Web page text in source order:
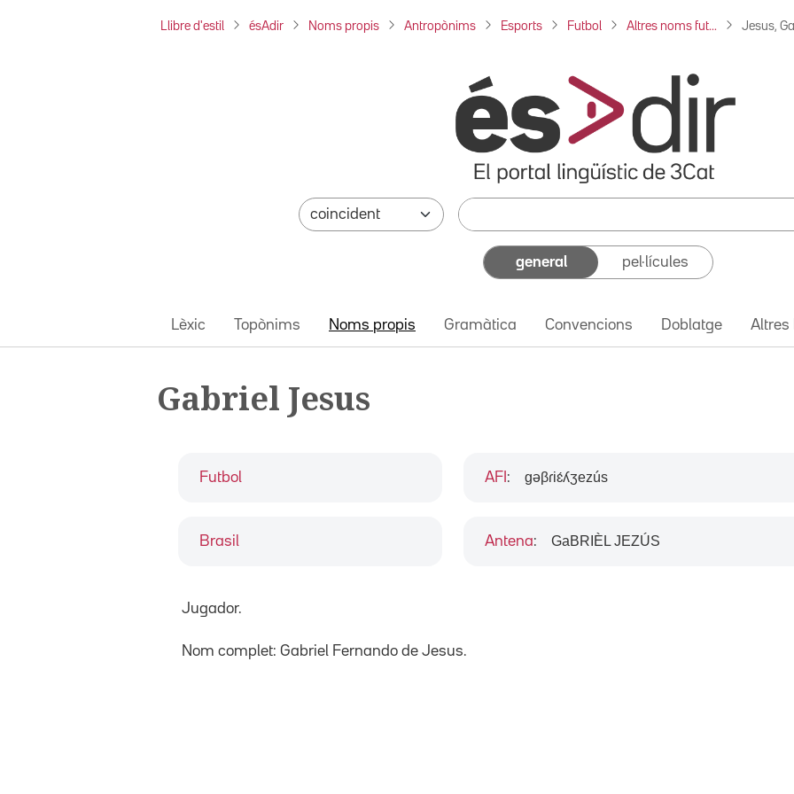
Llibre d'estil ésAdir Noms propis Antropònims Esports Futbol Altres noms fut... Jesus,
general pel·lícules
Lèxic Topònims Noms propis Gramàtica Convencions Doblatge Altres
Gabriel Jesus
Futbol
Brasil
AFI : gəβɾiɛ́ʎʒezús
Antena: GaBRIÈL JEZÚS
Jugador.
Nom complet: Gabriel Fernando de Jesus.